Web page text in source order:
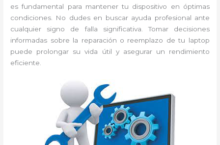
es fundamental para mantener tu dispositivo en óptimas
condiciones. No dudes en buscar ayuda profesional ante
cualquier signo de falla significativa. Tomar decisiones
informadas sobre la reparación o reemplazo de tu laptop
puede prolongar su vida útil y asegurar un rendimiento
eficiente.